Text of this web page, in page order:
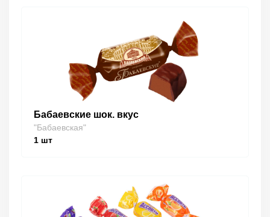
Бабаевские шок. вкус
"Бабаевская"
1 шт